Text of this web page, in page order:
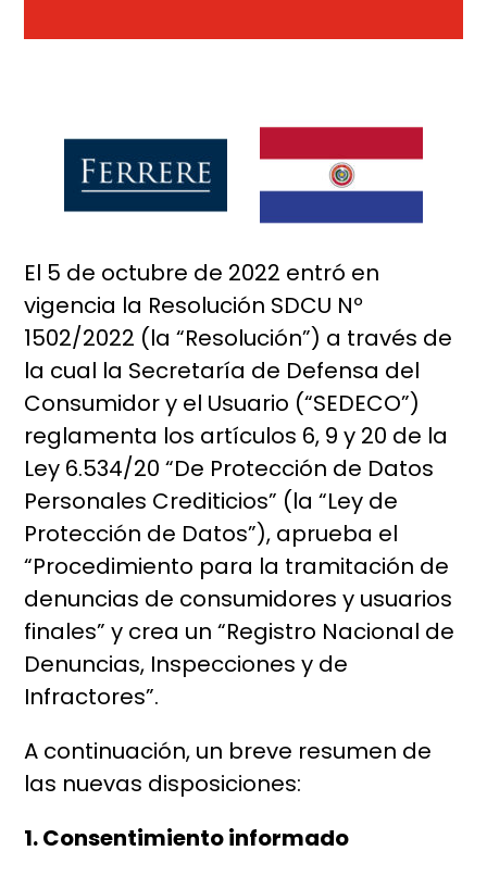
El 5 de octubre de 2022 entró en
vigencia la Resolución SDCU Nº
1502/2022 (la “Resolución”) a través de
la cual la Secretaría de Defensa del
Consumidor y el Usuario (“SEDECO”)
reglamenta los artículos 6, 9 y 20 de la
Ley 6.534/20 “De Protección de Datos
Personales Crediticios” (la “Ley de
Protección de Datos”), aprueba el
“Procedimiento para la tramitación de
denuncias de consumidores y usuarios
finales” y crea un “Registro Nacional de
Denuncias, Inspecciones y de
Infractores”.
A continuación, un breve resumen de
las nuevas disposiciones:
1. Consentimiento informado